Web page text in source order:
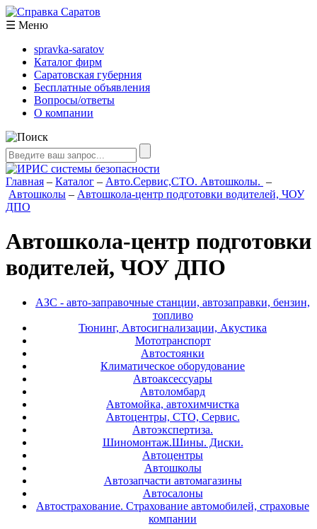
☰ Меню
spravka-saratov
Каталог фирм
Саратовская губерния
Бесплатные объявления
Вопросы/ответы
О компании
Главная – Каталог – Авто.Сервис,СТО. Автошколы. –
Автошколы – Автошкола-центр подготовки водителей, ЧОУ
ДПО
Автошкола-центр подготовки
водителей, ЧОУ ДПО
АЗС - авто-заправочные станции, автозаправки, бензин,
топливо
Тюнинг, Автосигнализации, Акустика
Мототранспорт
Автостоянки
Климатическое оборудование
Автоаксессуары
Автоломбард
Автомойка, автохимчистка
Автоцентры, СТО, Сервис.
Автоэкспертиза.
Шиномонтаж.Шины. Диски.
Автоцентры
Автошколы
Автозапчасти автомагазины
Автосалоны
Автострахование. Страхование автомобилей, страховые
компании